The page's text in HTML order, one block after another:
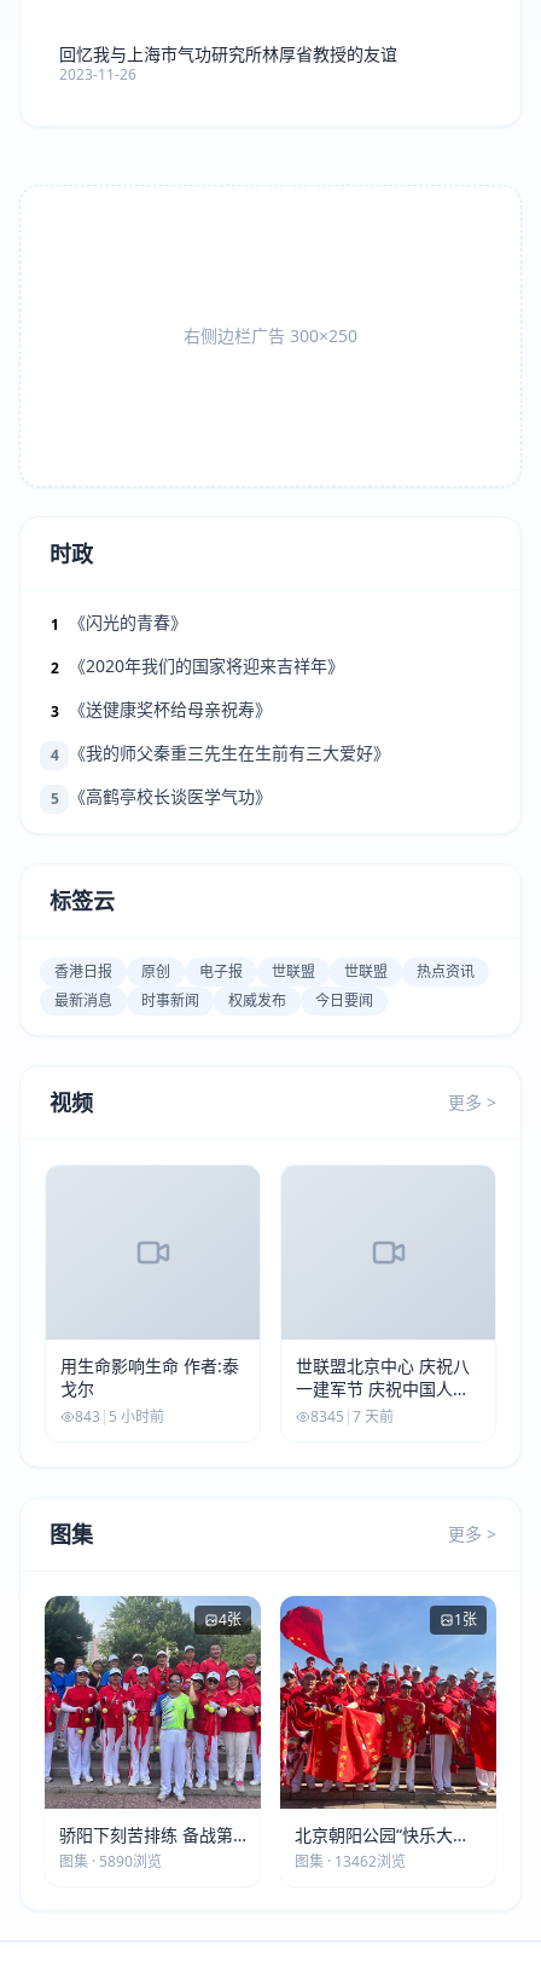
回忆我与上海市气功研究所林厚省教授的友谊
2023-11-26
右侧边栏广告 300×250
时政
1 《闪光的青春》
2 《2020年我们的国家将迎来吉祥年》
3 《送健康奖杯给母亲祝寿》
4 《我的师父秦重三先生在生前有三大爱好》
5 《高鹤亭校长谈医学气功》
标签云
香港日报 原创 电子报 世联盟 世联盟
热点资讯
最新消息
时事新闻 权威发布 今日要闻
视频 更多 >
用生命影响生命 作者:泰
戈尔
843 | 5 小时前
世联盟北京中心 庆祝八
一建军节 庆祝中国人民
解放军建军99周年
8345 |7 天前
图集 更多 >
4张
骄阳下刻苦排练 备战第
五届莫斯科世界大健康运
图集 · 5890浏览
1张
北京朝阳公园“快乐大本
营”建党105周年庆祝活动
图集 · 13462浏览